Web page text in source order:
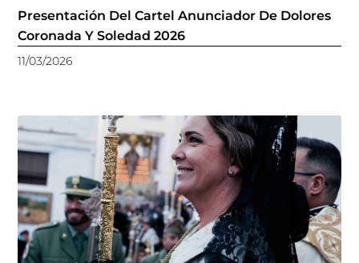
Presentación Del Cartel Anunciador De Dolores
Coronada Y Soledad 2026
11/03/2026